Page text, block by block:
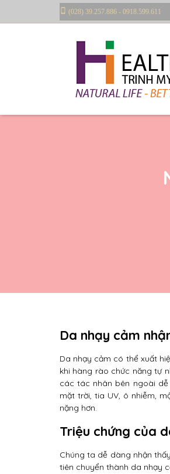
(028) 39.257.886 - 0918.599.611
Da nhạy cảm
Da nhạy cảm có thể xuất
khi hàng rào chức năng tự
các tác nhân bên ngoài
mặt trời, tia UV, ô nhiễm,
nặng hơn.
Triệu chứng của
Chúng ta dễ dàng nhận
tiên chuyển thành da nhạy